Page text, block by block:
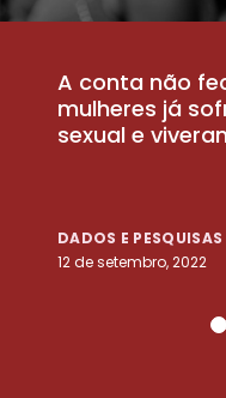
A conta não
mulheres já
sexual e
DADOS E PESQUISAS
12 de setembro, 2022